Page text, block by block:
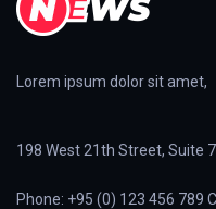
Lorem ipsum dolor sit amet,
198 West 21th Street, Suite
Phone: +95 (0) 123 456 789